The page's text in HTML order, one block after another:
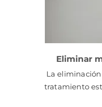
Eliminar
La
tratamiento